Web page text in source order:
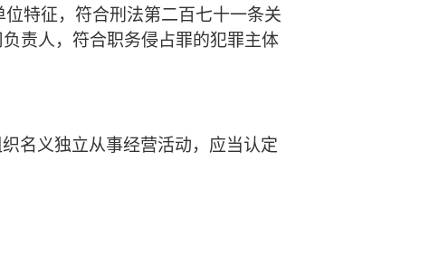
特征，符合刑法第二百七十一条关
责人，符合职务侵占罪的犯罪主体
名义独立从事经营活动，应当认定